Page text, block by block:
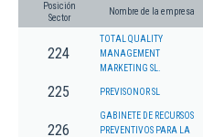
Posición
Sector
Nombre de la empresa
224
TOTAL QUALITY
MANAGEMENT
MARKETING SL.
225 PREVISONOR SL
226
GABINETE DE RECURSOS
PREVENTIVOS PARA LA